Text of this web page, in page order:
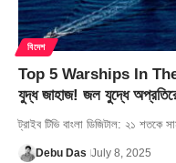
বিদেশ
Top 5 Warships In The
যুদ্ধ জাহাজ! জল যুদ্ধে
ট্রাইব টিভি বাংলা ডিজিটাল: ২১ শতকে
Debu Das July 8, 2025